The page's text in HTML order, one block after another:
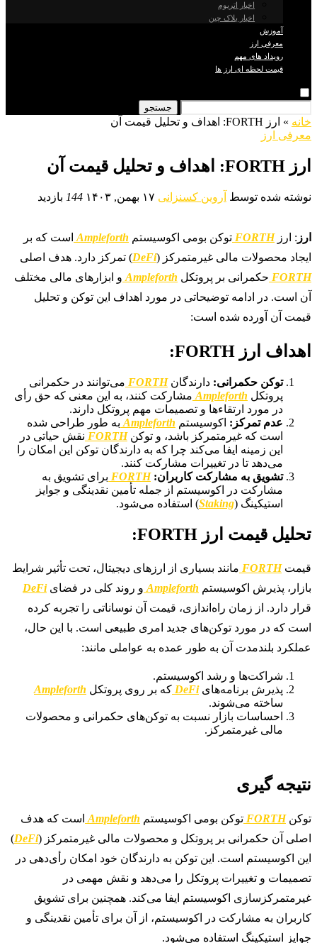
اخبار اتریوم
اخبار بلاک چین
آموزش
معرفی ارز
رویداد های مهم
قیمت لحظه ای ارز ها
جستجو
خانه » ارز FORTH: اهداف و تحلیل قیمت آن
معرفی ارز
ارز FORTH: اهداف و تحلیل قیمت آن
نوشته شده توسط آروین کسنزانی ۱۷ بهمن, ۱۴۰۳ 144 بازدید
ارز : ارزFORTH توکن بومی اکوسیستم Ampleforth است که بر
ایجاد محصولات مالی غیرمتمرکز (DeFi) تمرکز دارد. هدف اصلی
FORTH حکمرانی بر پروتکل Ampleforth و ابزارهای مالی مختلف
آن است. در ادامه توضیحاتی در مورد اهداف این توکن و تحلیل
قیمت آن آورده شده است:
اهداف ارز FORTH:
توکن حکمرانی: دارندگانFORTH می‌توانند در حکمرانی
پروتکل Ampleforth مشارکت کنند، به این معنی که حق رأی
در مورد ارتقاء‌ها و تصمیمات مهم پروتکل دارند.
عدم تمرکز: اکوسیستم Ampleforth به طور طراحی شده
است که غیرمتمرکز باشد، و توکنFORTH نقش حیاتی در
این زمینه ایفا می‌کند چرا که به دارندگان توکن این امکان را
می‌دهد تا در تغییرات مشارکت کنند.
تشویق به مشارکت کاربران: FORTH برای تشویق به
مشارکت در اکوسیستم از جمله تأمین نقدینگی و جوایز
استیکینگ (Staking) استفاده می‌شود.
تحلیل قیمت ارز FORTH:
قیمتFORTH مانند بسیاری از ارزهای دیجیتال، تحت تأثیر شرایط
بازار، پذیرش اکوسیستم Ampleforth و روند کلی در فضایDeFi
قرار دارد. از زمان راه‌اندازی، قیمت آن نوساناتی را تجربه کرده
است که در مورد توکن‌های جدید امری طبیعی است. با این حال،
عملکرد بلندمدت آن به طور عمده به عواملی مانند:
شراکت‌ها و رشد اکوسیستم.
پذیرش برنامه‌های DeFi که بر روی پروتکل Ampleforth
ساخته می‌شوند.
احساسات بازار نسبت به توکن‌های حکمرانی و محصولات
مالی غیرمتمرکز.
نتیجه گیری
توکنFORTH توکن بومی اکوسیستم Ampleforth است که هدف
اصلی آن حکمرانی بر پروتکل و محصولات مالی غیرمتمرکز (DeFi
)
این اکوسیستم است. این توکن به دارندگان خود امکان رأی‌دهی در
تصمیمات و تغییرات پروتکل را می‌دهد و نقش مهمی در
غیرمتمرکزسازی اکوسیستم ایفا می‌کند. همچنین برای تشویق
کاربران به مشارکت در اکوسیستم، از آن برای تأمین نقدینگی و
جوایز استیکینگ استفاده می‌شود.